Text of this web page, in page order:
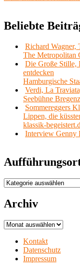
Beliebte
Richard Wagner,
The Metropolitan
Die Große Stille,
entdecken
Hamburgische
Verdi, La
Seebühne
Sommereggers
Lippen, die
klassik-
Interview Genny
Aufführungsorte
Archiv
Archiv
Kontakt
Datenschutz
Impressum